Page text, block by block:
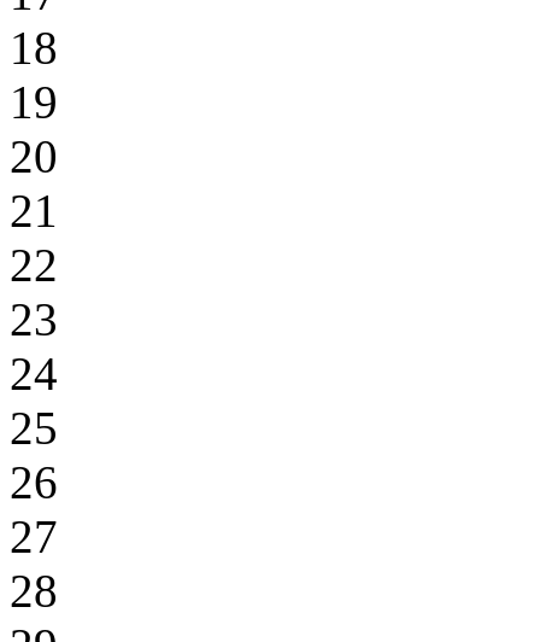
18
19
20
21
22
23
24
25
26
27
28